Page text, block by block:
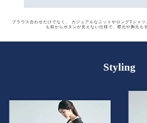
ブラウス合わせだけでなく、 カジュアルなニットやロングTシャツ
も前からボタンが見えない仕様で、襟元や胸元も
Styling